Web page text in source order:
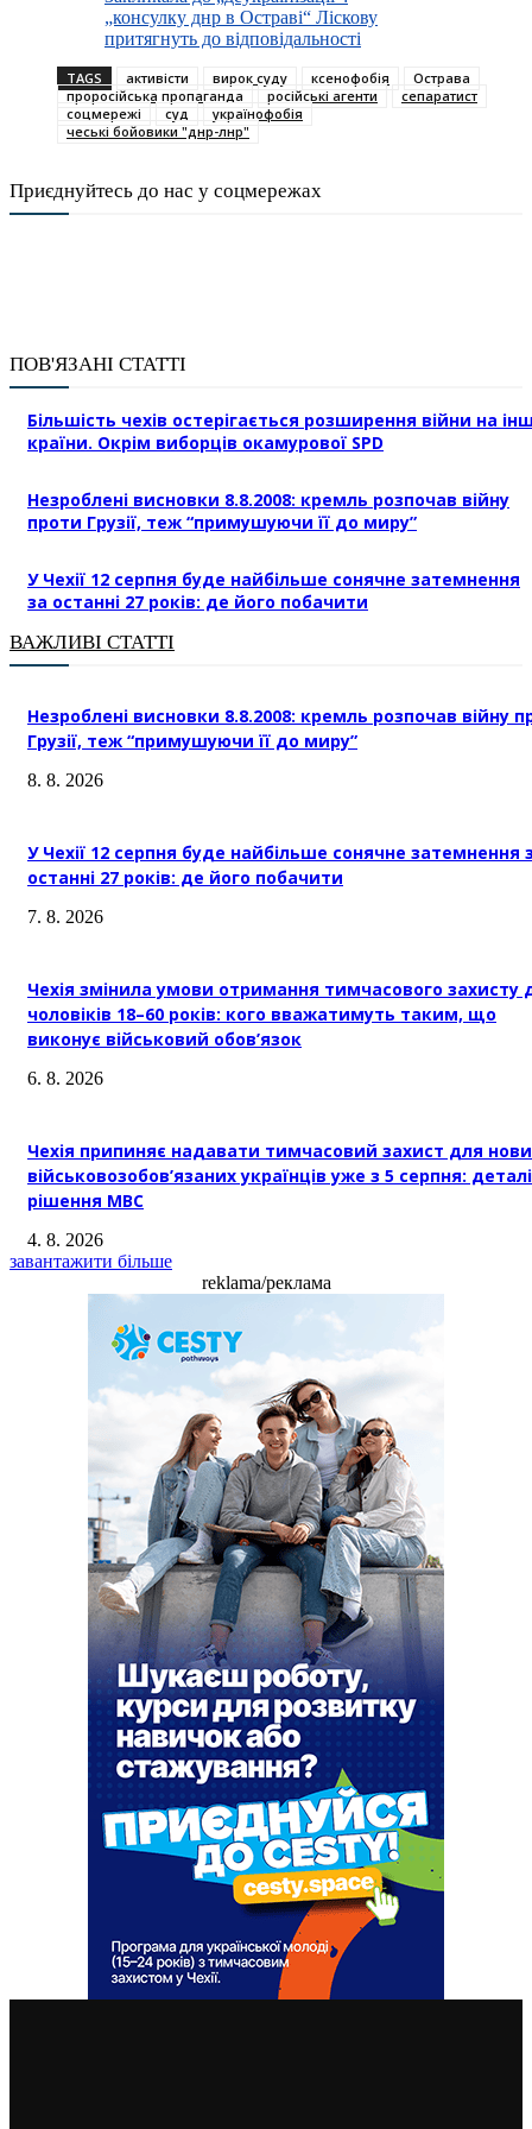
„консулку днр в Остраві“ Ліскову
притягнуть до відповідальності
TAGS активісти вирок суду ксенофобія
Острава
проросійська пропаганда
російські агенти
сепаратист
соцмережі
суд
українофобія
чеські бойовики "днр-лнр"
Приєднуйтесь до нас у соцмережах
ПОВ'ЯЗАНІ СТАТТІ
Більшість чехів остерігається розширення війни на
країни. Окрім виборців окамурової SPD
Незроблені висновки 8.8.2008: кремль розпочав війну
проти Грузії, теж “примушуючи її до миру”
У Чехії 12 серпня буде найбільше сонячне затемнення
за останні 27 років: де його побачити
ВАЖЛИВІ СТАТТІ
Незроблені висновки 8.8.2008: кремль розпочав війну
Грузії, теж “примушуючи її до миру”
8. 8. 2026
У Чехії 12 серпня буде найбільше сонячне затемнення
останні 27 років: де його побачити
7. 8. 2026
Чехія змінила умови отримання тимчасового захисту
чоловіків 18–60 років: кого вважатимуть таким, що
виконує військовий обов’язок
6. 8. 2026
Чехія припиняє надавати тимчасовий захист для
військовозобов’язаних українців уже з 5 серпня: деталі
рішення МВС
4. 8. 2026
завантажити більше
reklama/реклама